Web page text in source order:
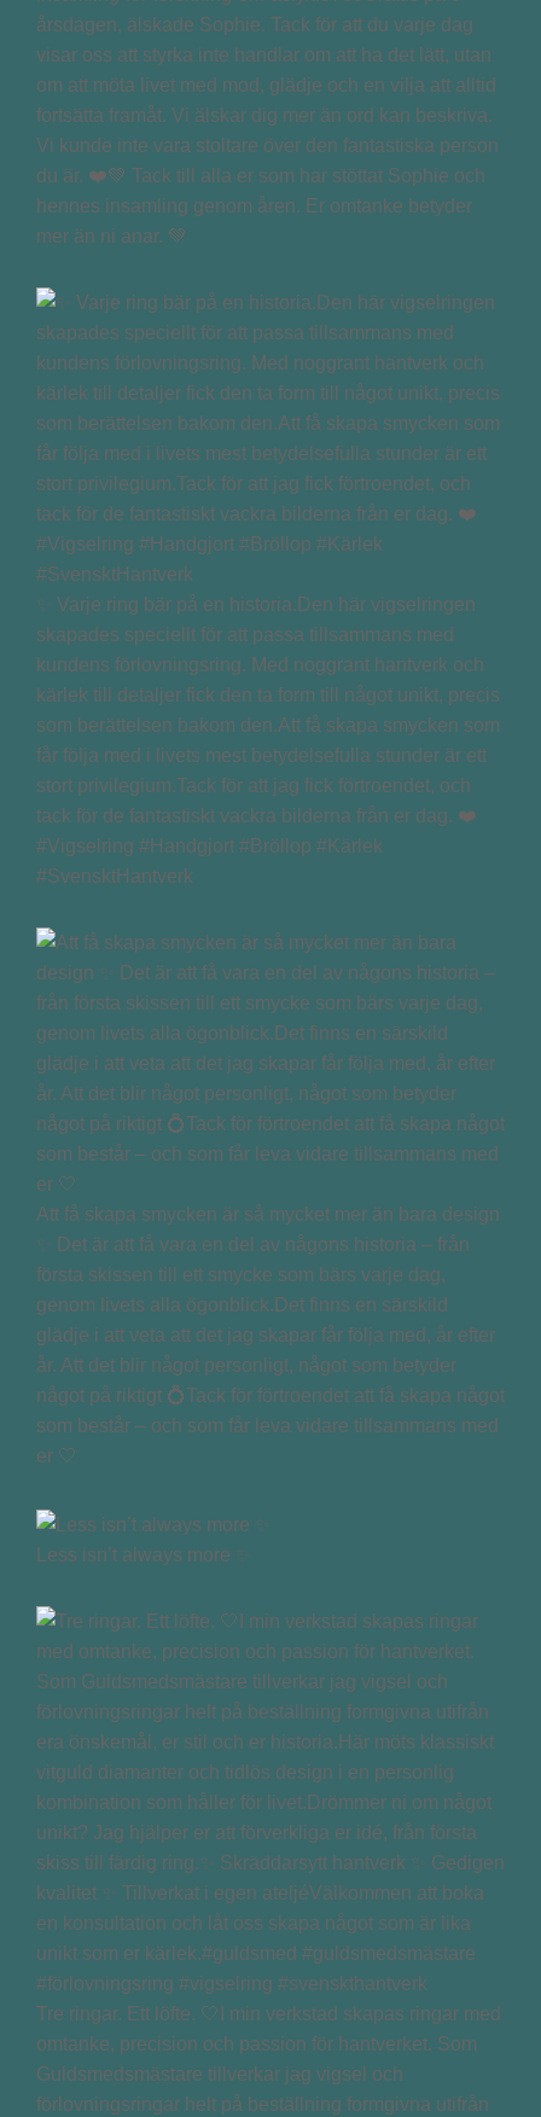
årsdagen, älskade Sophie. Tack för att du varje dag
visar oss att styrka inte handlar om att ha det lätt, utan
om att möta livet med mod, glädje och en vilja att alltid
fortsätta framåt. Vi älskar dig mer än ord kan beskriva.
Vi kunde inte vara stoltare över den fantastiska person
du är. ❤️💚 Tack till alla er som har stöttat Sophie och
hennes insamling genom åren. Er omtanke betyder
mer än ni anar. 💚
✨ Varje ring bär på en historia.Den här vigselringen
skapades speciellt för att passa tillsammans med
kundens förlovningsring. Med noggrant hantverk och
kärlek till detaljer fick den ta form till något unikt, precis
som berättelsen bakom den.Att få skapa smycken som
får följa med i livets mest betydelsefulla stunder är ett
stort privilegium.Tack för att jag fick förtroendet, och
tack för de fantastiskt vackra bilderna från er dag. ❤️
#Vigselring #Handgjort #Bröllop #Kärlek
#SvensktHantverk
Att få skapa smycken är så mycket mer än bara design
✨ Det är att få vara en del av någons historia – från
första skissen till ett smycke som bärs varje dag,
genom livets alla ögonblick.Det finns en särskild
glädje i att veta att det jag skapar får följa med, år efter
år. Att det blir något personligt, något som betyder
något på riktigt 💍Tack för förtroendet att få skapa något
som består – och som får leva vidare tillsammans med
er 🤍
Less isn’t always more ✨
Tre ringar. Ett löfte. 🤍I min verkstad skapas ringar med
omtanke, precision och passion för hantverket. Som
Guldsmedsmästare tillverkar jag vigsel och
förlovningsringar helt på beställning formgivna utifrån